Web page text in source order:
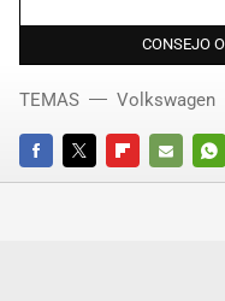
CONSEJO
FACEBOOKTWITTERFLIPBOARD
E-
TEMAS Volkswagen